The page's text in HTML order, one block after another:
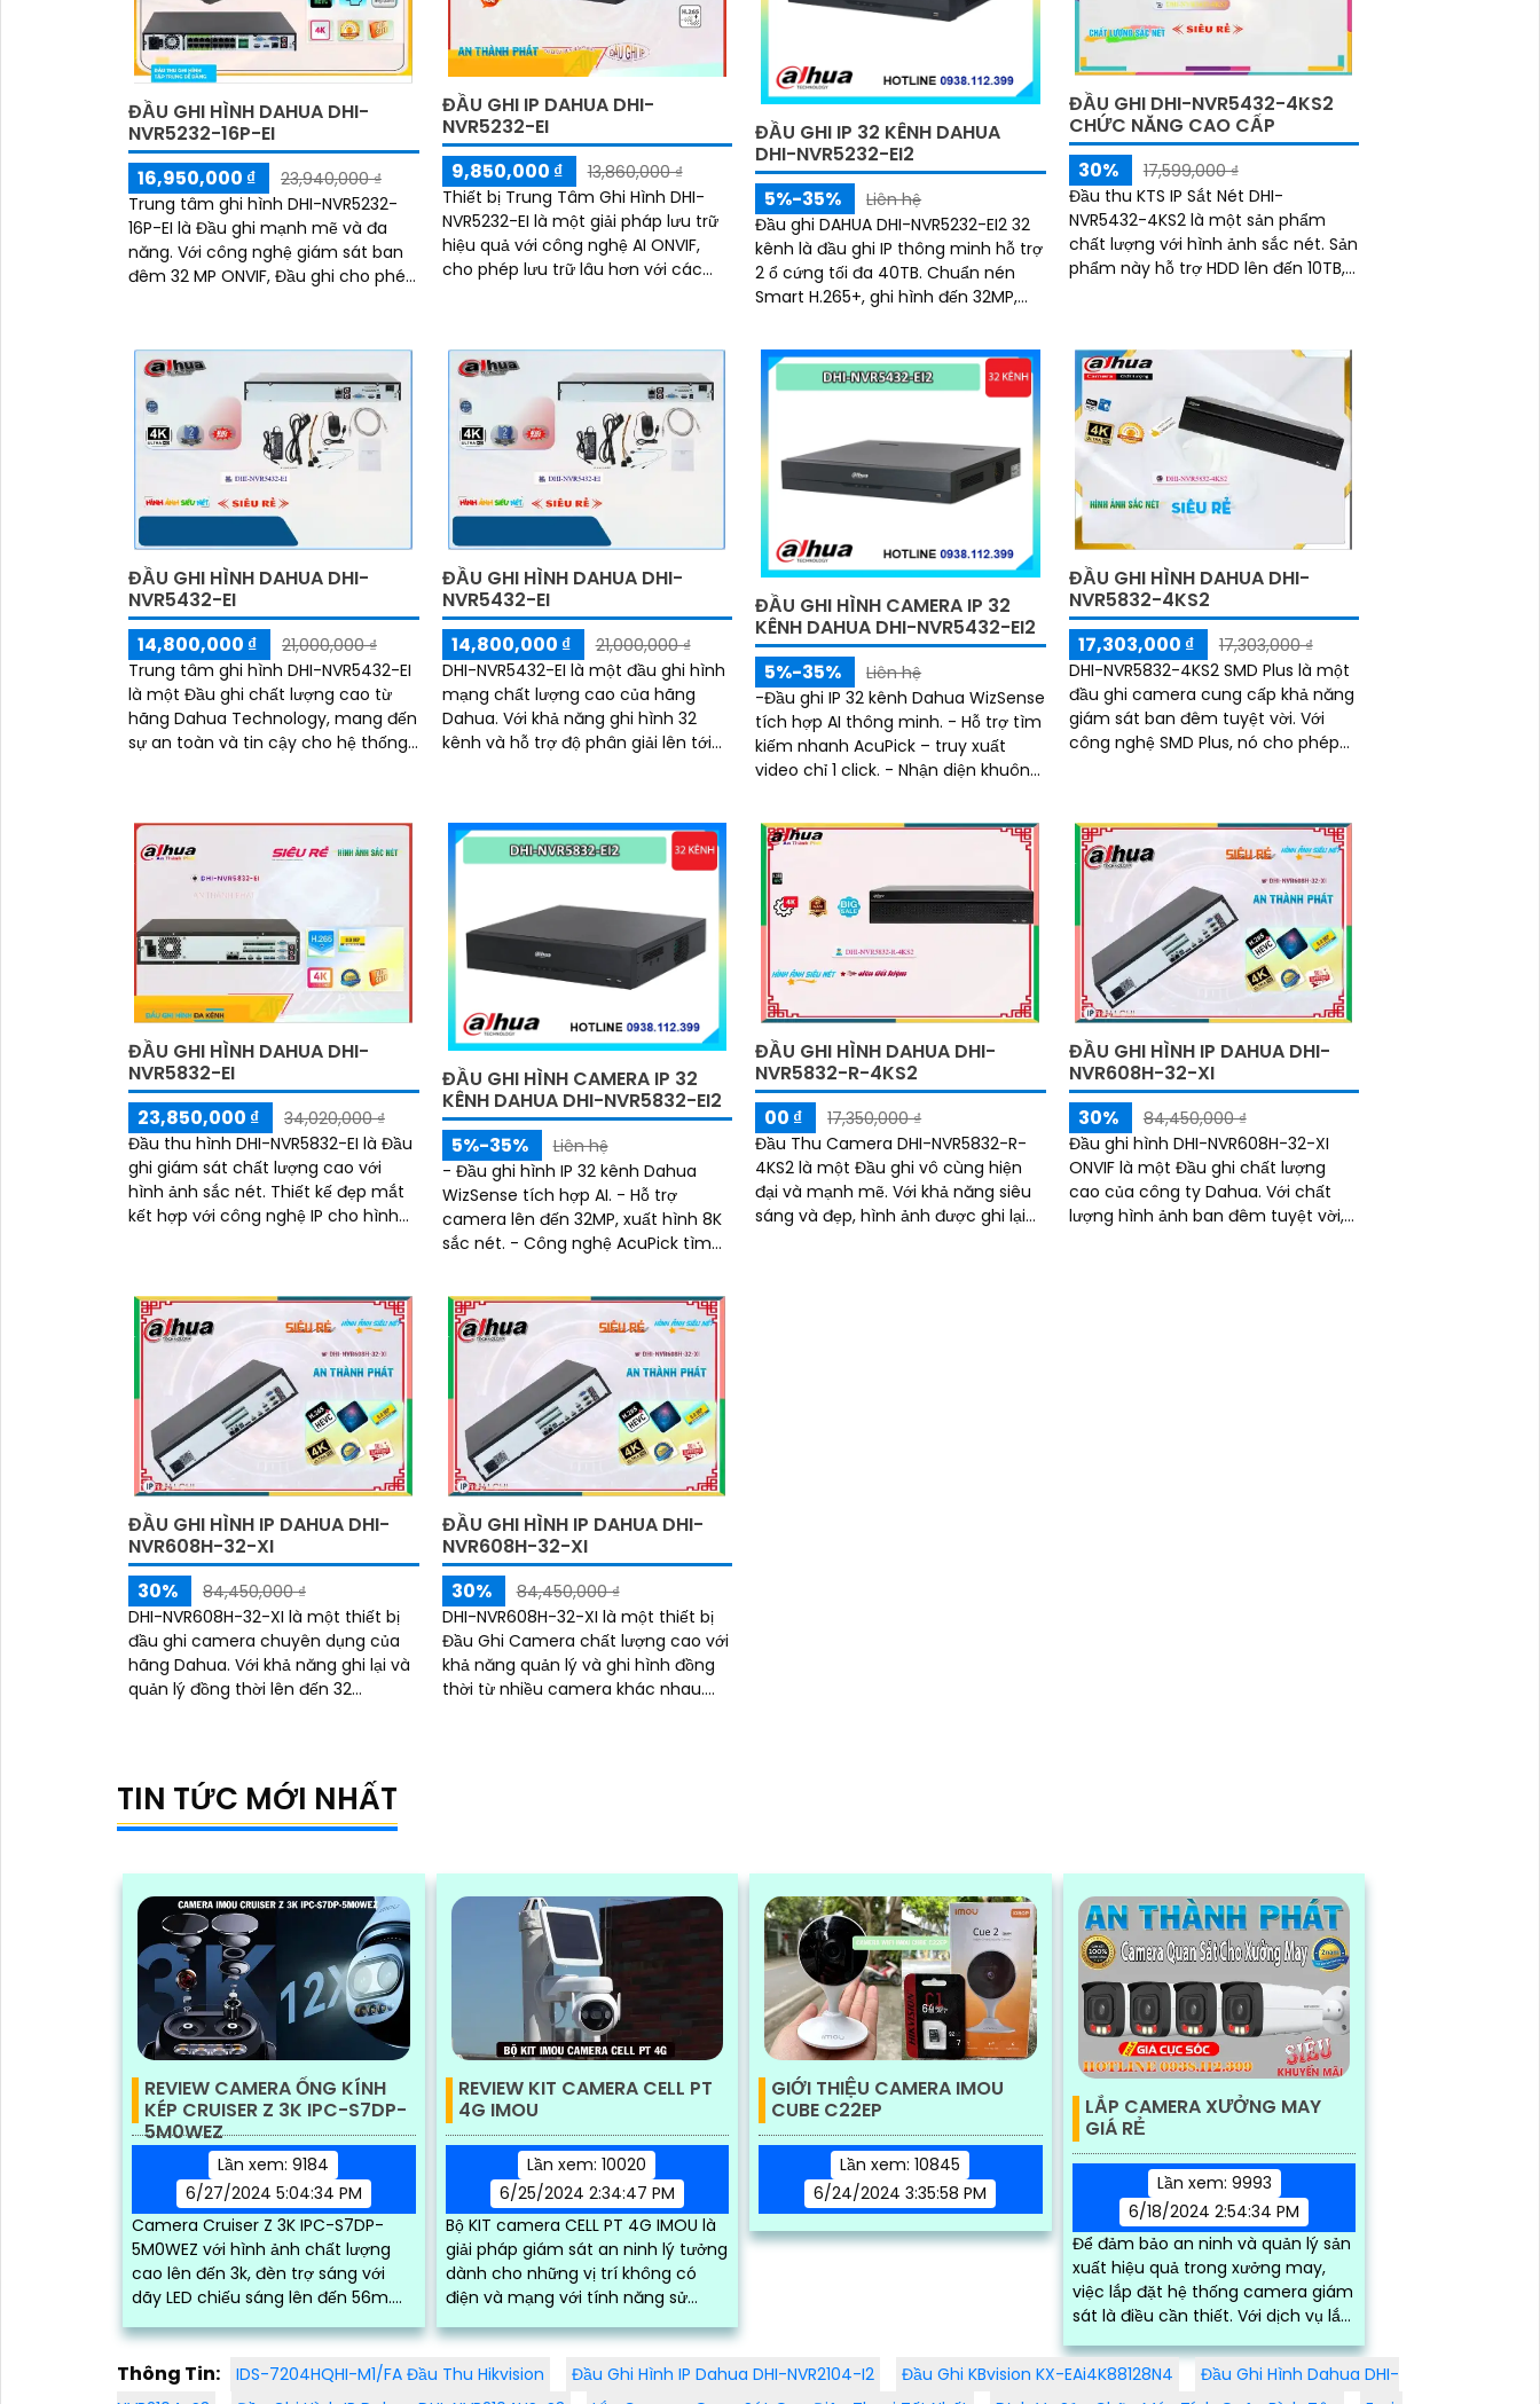
ĐẦU GHI HÌNH DAHUA DHI-
NVR5232-16P-EI
16,950,000 ₫
23,940,000 ₫
Trung tâm ghi hình DHI-NVR5232-
16P-EI là Đầu ghi mạnh mẽ và đa
năng. Với công nghệ giám sát ban
đêm 32 MP ONVIF, Đầu ghi cho phép
ĐẦU GHI IP DAHUA DHI-
NVR5232-EI
9,850,000 ₫
13,860,000 ₫
Thiết bị Trung Tâm Ghi Hình DHI-
NVR5232-EI là một giải pháp lưu trữ
hiệu quả với công nghệ AI ONVIF,
cho phép lưu trữ lâu hơn với các
ĐẦU GHI IP 32 KÊNH DAHUA
DHI-NVR5232-EI2
5%-35%
Liên hệ
Đầu ghi DAHUA DHI-NVR5232-EI2 32
kênh là đầu ghi IP thông minh hỗ trợ
2 ổ cứng tối đa 40TB. Chuẩn nén
Smart H.265+, ghi hình đến 32MP,
ĐẦU GHI DHI-NVR5432-4KS2
CHỨC NĂNG CAO CẤP
30%
17,599,000 ₫
Đầu thu KTS IP Sắt Nét DHI-
NVR5432-4KS2 là một sản phẩm
chất lượng với hình ảnh sắc nét. Sản
phẩm này hỗ trợ HDD lên đến 10TB,
ĐẦU GHI HÌNH DAHUA DHI-
NVR5432-EI
14,800,000 ₫
21,000,000 ₫
Trung tâm ghi hình DHI-NVR5432-EI
là một Đầu ghi chất lượng cao từ
hãng Dahua Technology, mang đến
sự an toàn và tin cậy cho hệ thống
ĐẦU GHI HÌNH DAHUA DHI-
NVR5432-EI
14,800,000 ₫
21,000,000 ₫
DHI-NVR5432-EI là một đầu ghi hình
mạng chất lượng cao của hãng
Dahua. Với khả năng ghi hình 32
kênh và hỗ trợ độ phân giải lên tới
ĐẦU GHI HÌNH CAMERA IP 32
KÊNH DAHUA DHI-NVR5432-EI2
5%-35%
Liên hệ
-Đầu ghi IP 32 kênh Dahua WizSense
tích hợp AI thông minh. - Hỗ trợ tìm
kiếm nhanh AcuPick – truy xuất
video chỉ 1 click. - Nhận diện khuôn
chính xác
ĐẦU GHI HÌNH DAHUA DHI-
NVR5832-4KS2
17,303,000 ₫
17,303,000 ₫
DHI-NVR5832-4KS2 SMD Plus là một
đầu ghi camera cung cấp khả năng
giám sát ban đêm tuyệt vời. Với
công nghệ SMD Plus, nó cho phép
ĐẦU GHI HÌNH DAHUA DHI-
NVR5832-EI
23,850,000 ₫
34,020,000 ₫
Đầu thu hình DHI-NVR5832-EI là Đầu
ghi giám sát chất lượng cao với
hình ảnh sắc nét. Thiết kế đẹp mắt
kết hợp với công nghệ IP cho hình
ĐẦU GHI HÌNH CAMERA IP 32
KÊNH DAHUA DHI-NVR5832-EI2
5%-35%
Liên hệ
- Đầu ghi hình IP 32 kênh Dahua
WizSense tích hợp AI. - Hỗ trợ
camera lên đến 32MP, xuất hình 8K
sắc nét. - Công nghệ AcuPick tìm
ĐẦU GHI HÌNH DAHUA DHI-
NVR5832-R-4KS2
00 ₫
17,350,000 ₫
Đầu Thu Camera DHI-NVR5832-R-
4KS2 là một Đầu ghi vô cùng hiện
đại và mạnh mẽ. Với khả năng siêu
sáng và đẹp, hình ảnh được ghi lại
ĐẦU GHI HÌNH IP DAHUA DHI-
NVR608H-32-XI
30%
84,450,000 ₫
Đầu ghi hình DHI-NVR608H-32-XI
ONVIF là một Đầu ghi chất lượng
cao của công ty Dahua. Với chất
lượng hình ảnh ban đêm tuyệt vời,
ĐẦU GHI HÌNH IP DAHUA DHI-
NVR608H-32-XI
30%
84,450,000 ₫
DHI-NVR608H-32-XI là một thiết bị
đầu ghi camera chuyên dụng của
hãng Dahua. Với khả năng ghi lại và
quản lý đồng thời lên đến 32
ĐẦU GHI HÌNH IP DAHUA DHI-
NVR608H-32-XI
30%
84,450,000 ₫
DHI-NVR608H-32-XI là một thiết bị
Đầu Ghi Camera chất lượng cao với
khả năng quản lý và ghi hình đồng
thời từ nhiều camera khác nhau.
TIN TỨC MỚI NHẤT
REVIEW CAMERA ỐNG KÍNH
KÉP CRUISER Z 3K IPC-S7DP-
5M0WEZ
Lần xem: 9184
6/27/2024 5:04:34 PM
Camera Cruiser Z 3K IPC-S7DP-
5M0WEZ với hình ảnh chất lượng
cao lên đến 3k, đèn trợ sáng với
dãy LED chiếu sáng lên đến 56m.
cùng góc nhìn rộng giúp...
REVIEW KIT CAMERA CELL PT
4G IMOU
Lần xem: 10020
6/25/2024 2:34:47 PM
Bộ KIT camera CELL PT 4G IMOU là
giải pháp giám sát an ninh lý tưởng
dành cho những vị trí không có
điện và mạng với tính năng sử
sim 4G. Ngoài ra...
GIỚI THIỆU CAMERA IMOU
CUBE C22EP
Lần xem: 10845
6/24/2024 3:35:58 PM
LẮP CAMERA XƯỞNG MAY
GIÁ RẺ
Lần xem: 9993
6/18/2024 2:54:34 PM
Để đảm bảo an ninh và quản lý sản
xuất hiệu quả trong xưởng may,
việc lắp đặt hệ thống camera giám
sát là điều cần thiết. Với dịch vụ lắp
chúng tôi,...
Thông Tin: IDS-7204HQHI-M1/FA Đầu Thu Hikvision Đầu Ghi Hình IP Dahua DHI-NVR2104-I2 Đầu Ghi KBvision KX-EAi4K88128N4
Đầu Ghi Hình Dahua DHI-